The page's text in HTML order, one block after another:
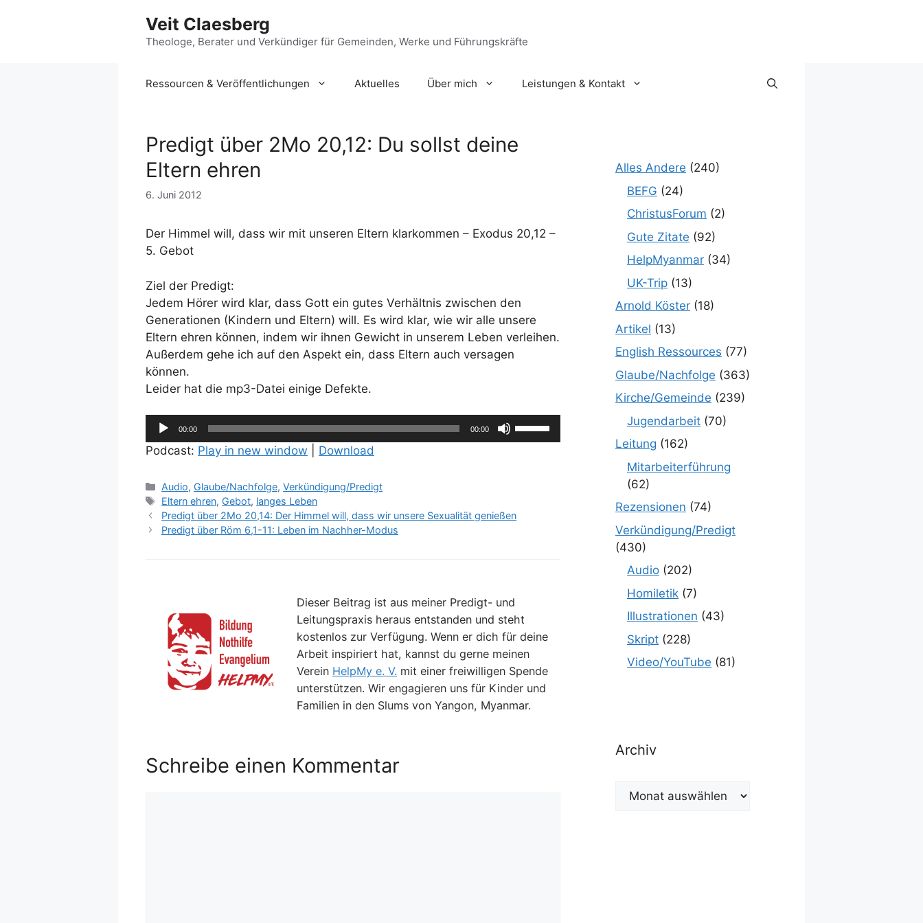
Veit Claesberg
Theologe, Berater und Verkündiger für Gemeinden, Werke und Führungskräfte
Ressourcen & Veröffentlichungen Aktuelles Über mich Leistungen & Kontakt
Predigt über 2Mo 20,12: Du sollst deine
Eltern ehren
6. Juni 2012
Der Himmel will, dass wir mit unseren Eltern klarkommen – Exodus 20,12 –
5. Gebot
Ziel der Predigt:
Jedem Hörer wird klar, dass Gott ein gutes Verhältnis zwischen den
Generationen (Kindern und Eltern) will. Es wird klar, wie wir alle unsere
Eltern ehren können, indem wir ihnen Gewicht in unserem Leben verleihen.
Außerdem gehe ich auf den Aspekt ein, dass Eltern auch versagen
können.
Leider hat die mp3-Datei einige Defekte.
Audio-
Player
00:00 00:00
Pfeiltasten
Hoch/Runter
Podcast: Play in new window Download
Kategorien
Audio, Glaube/Nachfolge,Verkündigung/Predigt
Schlagwörter
Eltern ehren, Gebot, langes Leben
Predigt über 2Mo 20,14: Der Himmel will, dass wir unsere Sexualität genießen
Predigt über Röm 6,1-11: Leben im Nachher-Modus
Dieser Beitrag ist aus meiner Predigt- und
Leitungspraxis heraus entstanden und steht
kostenlos zur Verfügung. Wenn er dich für deine
Arbeit inspiriert hat, kannst du gerne meinen
Verein HelpMy e. V. mit einer freiwilligen Spende
unterstützen. Wir engagieren uns für Kinder und
Familien in den Slums von Yangon, Myanmar.
Schreibe einen Kommentar
Alles Andere (240)
BEFG (24)
ChristusForum (2)
Gute Zitate (92)
HelpMyanmar (34)
UK-Trip (13)
Arnold Köster (18)
Artikel (13)
English Ressources (77)
Glaube/Nachfolge (363)
Kirche/Gemeinde (239)
Jugendarbeit (70)
Leitung (162)
Mitarbeiterführung
(62)
Rezensionen (74)
Verkündigung/Predigt
(430)
Audio (202)
Homiletik (7)
Illustrationen (43)
Skript (228)
Video/YouTube (81)
Archiv
Archiv